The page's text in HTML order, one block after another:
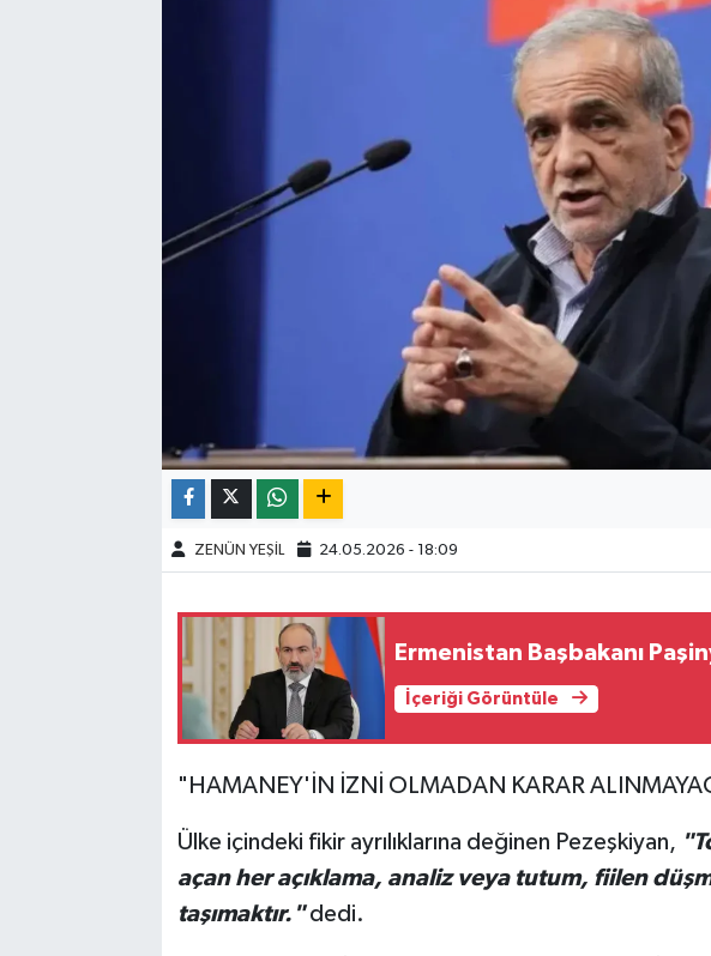
ZENÜN YEŞİL 24.05.2026 - 18:09
Ermenistan Başbakanı
İçeriği Görüntüle
"HAMANEY'İN İZNİ OLMADAN KARAR
Ülke içindeki fikir ayrılıklarına değinen Pezeşkiyan,
açan her açıklama, analiz veya tutum, fiilen
taşımaktır."dedi.